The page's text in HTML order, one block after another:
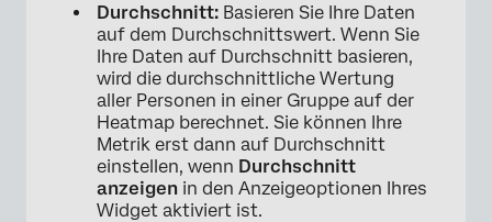
×
Durchschnitt: Basieren Sie Ihre Daten
auf dem Durchschnittswert. Wenn Sie
Ihre Daten auf Durchschnitt basieren,
wird die durchschnittliche Wertung
aller Personen in einer Gruppe auf der
Heatmap berechnet. Sie können Ihre
Metrik erst dann auf Durchschnitt
einstellen, wenn Durchschnitt
anzeigen in den Anzeigeoptionen Ihres
Widget aktiviert ist.